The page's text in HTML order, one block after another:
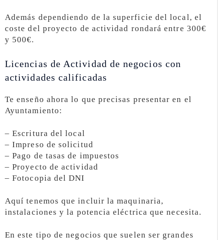
Además dependiendo de la superficie del local, el
coste del proyecto de actividad rondará entre 300€
y 500€.
Licencias de Actividad de negocios con
actividades calificadas
Te enseño ahora lo que precisas presentar en el
Ayuntamiento:
– Escritura del local
– Impreso de solicitud
– Pago de tasas de impuestos
– Proyecto de actividad
– Fotocopia del DNI
Aquí tenemos que incluir la maquinaria,
instalaciones y la potencia eléctrica que necesita.
En este tipo de negocios que suelen ser grandes